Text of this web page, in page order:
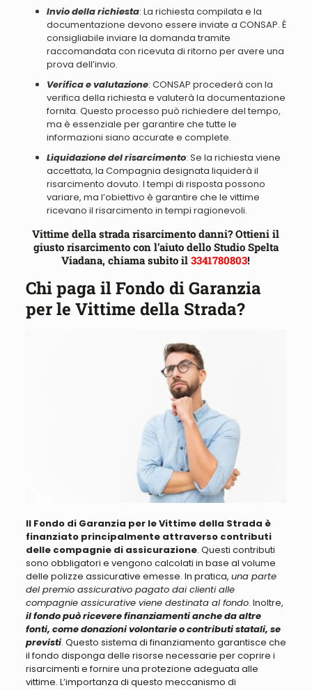
Invio della richiesta: La richiesta compilata e la
documentazione devono essere inviate a CONSAP. È
consigliabile inviare la domanda tramite
raccomandata con ricevuta di ritorno per avere una
prova dell’invio.
Verifica e valutazione: CONSAP procederà con la
verifica della richiesta e valuterà la documentazione
fornita. Questo processo può richiedere del tempo,
ma è essenziale per garantire che tutte le
informazioni siano accurate e complete.
Liquidazione del risarcimento: Se la richiesta viene
accettata, la Compagnia designata liquiderà il
risarcimento dovuto. I tempi di risposta possono
variare, ma l’obiettivo è garantire che le vittime
ricevano il risarcimento in tempi ragionevoli.
Vittime della strada risarcimento danni? Ottieni il
giusto risarcimento con l’aiuto dello Studio Spelta
Viadana, chiama subito il3341780803!
Chi paga il Fondo di Garanzia
per le Vittime della Strada?
Il Fondo di Garanzia per le Vittime della Strada è
finanziato principalmente attraverso contributi
delle compagnie di assicurazione. Questi contributi
sono obbligatori e vengono calcolati in base al volume
delle polizze assicurative emesse. In pratica, una parte
del premio assicurativo pagato dai clienti alle
compagnie assicurative viene destinata al fondo. Inoltre,
il fondo può ricevere finanziamenti anche da altre
fonti, come donazioni volontarie o contributi statali, se
previsti. Questo sistema di finanziamento garantisce che
il fondo disponga delle risorse necessarie per coprire i
risarcimenti e fornire una protezione adeguata alle
vittime. L’importanza di questo meccanismo di